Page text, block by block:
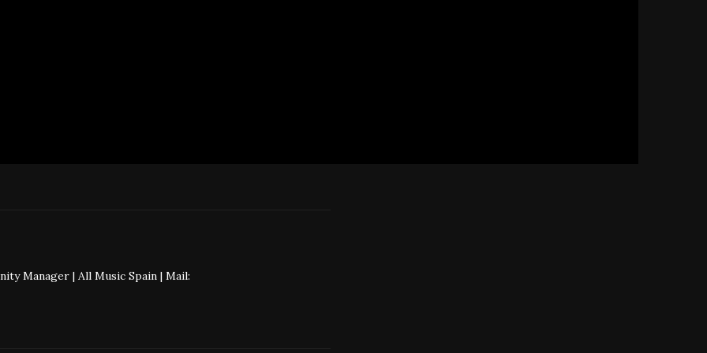
Manager | All Music Spain | Mail: